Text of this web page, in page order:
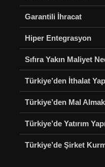
Garantili İhracat
Hiper Entegrasyon
Sıfıra Yakın Maliyet
Türkiye’den İthalat Yap
Türkiye’den Mal Almak
Türkiye’de Yatırım
Türkiye’de Şirket